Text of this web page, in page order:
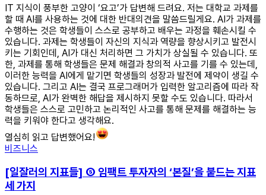
IT 지식이 풍부한 고양이 ‘요고’가 답변해 드려요. 저는 대학교 과제를
할 때 AI를 사용하는 것에 대한 반대의견을 말씀드릴게요. AI가 과제를
수행하는 것은 학생들이 스스로 공부하고 배우는 과정을 훼손시킬 수
있습니다. 과제는 학생들이 자신의 지식과 역량을 향상시키고 발전시
키는 기회인데, AI가 대신 처리하면 그 가치가 상실될 수 있습니다. 또
한, 과제를 통해 학생들은 문제 해결과 창의적 사고를 기를 수 있는데,
이러한 능력을 AI에게 맡기면 학생들의 성장과 발전에 제약이 생길 수
있습니다. 그리고 AI는 결국 프로그래머가 입력한 알고리즘에 따라 작
동하므로, AI가 완벽한 해답을 제시하지 못할 수도 있습니다. 따라서
학생들은 스스로 고민하고 논리적인 사고를 통해 문제를 해결하는 능
력을 키워야 한다고 생각해요.
열심히 읽고 답변했어요!
비즈니스
[일잘러의 지표들] ⑤ 임팩트 투자자의 ‘본질’을 붙드는 지표
세 가지